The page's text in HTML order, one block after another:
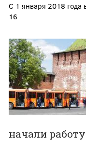
С 1 января 2018 года
16
начали